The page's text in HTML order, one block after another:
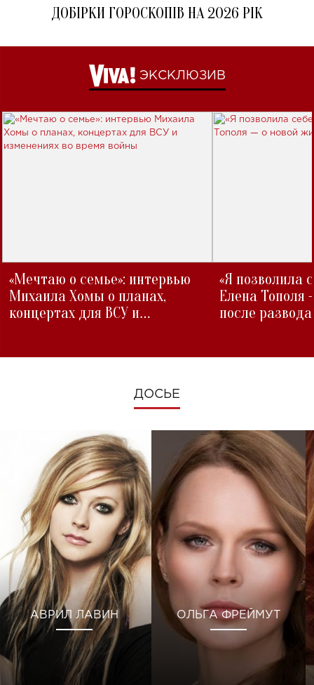
ДОБІРКИ ГОРОСКОПІВ НА 2026 РІК
ЭКСКЛЮЗИВ
«Мечтаю о семье»: интервью
Михаила Хомы о планах,
концертах для ВСУ и
«Я позволила
Елена Тополя
после развода
ДОСЬЕ
АВРИЛ ЛАВИН ОЛЬГА ФРЕЙМУТ